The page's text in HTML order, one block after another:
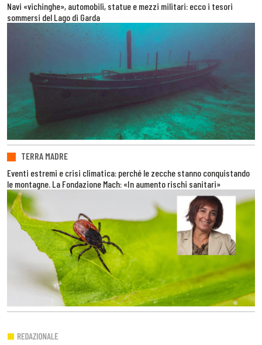
Navi «vichinghe», automobili, statue e mezzi militari: ecco i tesori
sommersi del Lago di Garda
TERRA MADRE
Eventi estremi e crisi climatica: perché le zecche stanno conquistando
le montagne. La Fondazione Mach: «In aumento rischi sanitari»